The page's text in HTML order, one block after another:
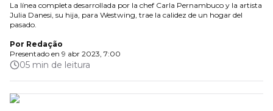
La línea completa desarrollada por la chef Carla Pernambuco y la artista
Julia Danesi, su hija, para Westwing, trae la calidez de un hogar del
pasado.
Por Redação
Presentado en 9 abr 2023, 7:00
05 min de leitura